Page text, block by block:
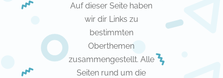
Auf dieser Seite haben
wir dir Links zu
bestimmten
Oberthemen
zusammengestellt. Alle
Seiten rund um die